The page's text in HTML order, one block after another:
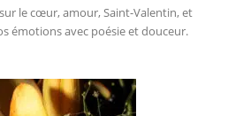
le cœur, amour, Saint-Valentin, et
émotions avec poésie et douceur.